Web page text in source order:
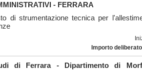
- FERRARA
di strumentazione tecnica per
Importo
di Ferrara - Dipartimento di